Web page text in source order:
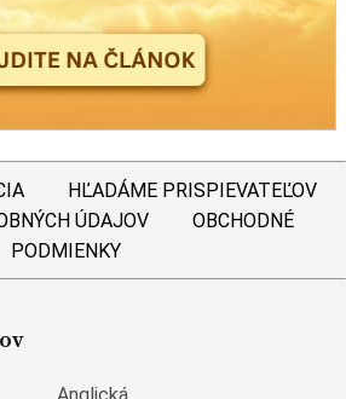
HĽADÁME PRISPIEVATEĽOV
ÚDAJOV
OBCHODNÉ
PODMIENKY
Anglická